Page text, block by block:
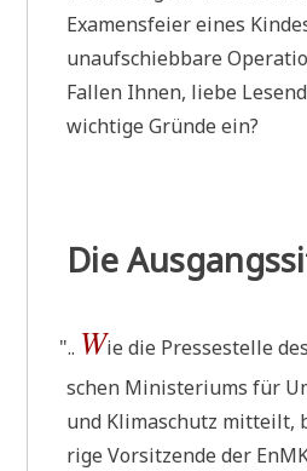
Examens­fei­er eines
unauf­schieb­ba­re
Fal­len Ihnen, lie­be
wich­ti­ge Grün­de ein?
Die
".. Wie die Pres­se­stel­le
schen Mini­ste­ri­ums für
und Kli­ma­schutz mit­teilt,
ri­ge Vor­sit­zen­de der